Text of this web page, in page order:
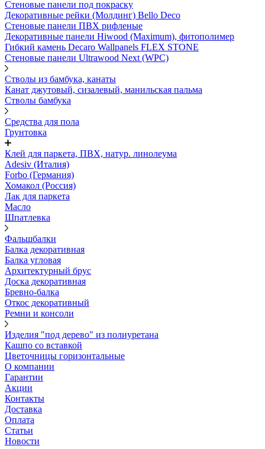
Стеновые панели под покраску
Декоративные рейки (Молдинг) Bello Deco
Стеновые панели ПВХ рифленыe
Декоративные панели Hiwood (Maximum), фитополимер
Гибкий камень Decaro Wallpanels FLEX STONE
Стеновые панели Ultrawood Next (WPC)
Стволы из бамбука, канаты
Канат джутовый, сизалевый, манильская пальма
Стволы бамбука
Средства для пола
Грунтовка
Клей для паркета, ПВХ, натур. линолеума
Adesiv (Италия)
Forbo (Германия)
Хомакол (Россия)
Лак для паркета
Масло
Шпатлевка
Фальшбалки
Балка декоративная
Балка угловая
Архитектурный брус
Доска декоративная
Бревно-балка
Откос декоративный
Ремни и консоли
Изделия "под дерево" из полиуретана
Кашпо со вставкой
Цветочницы горизонтальные
О компании
Гарантии
Акции
Контакты
Доставка
Оплата
Статьи
Новости